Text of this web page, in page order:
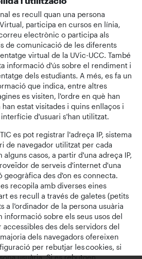
es recull quan una persona
participa en cursos en línia,
electrònic o participa als
de comunicació de les diferents
virtual de la UVic-UCC. També
informació d'ús sobre el rendiment i
dels estudiants. A més, es fa un
que indica, entre altres
es visiten, l'ordre en què han
estat visitades i quins enllaços i
d'usuari s'han utilitzat.
es pot registrar l'adreça IP, sistema
de navegador utilitzat per cada
alguns casos, a partir d'una adreça IP,
de serveis d'internet d'una
geogràfica des d'on es connecta.
recopila amb diverses eines
es recull a través de galetes (petits
a l'ordinador de la persona usuària
informació sobre els seus usos del
des dels servidors del
dels navegadors ofereixen
per rebutjar les cookies, si